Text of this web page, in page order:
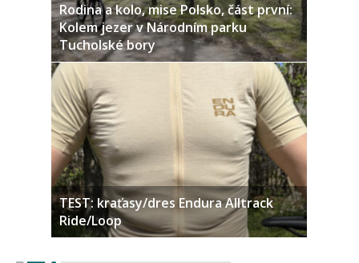
Rodina a kolo, mise Polsko, část první:
Kolem jezer v Národním parku
Tucholské bory
TEST: kraťasy/dres Endura Alltrack
Ride/Loop